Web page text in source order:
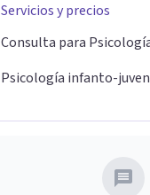
Servicios y precios
Consulta para
Psicología infanto-